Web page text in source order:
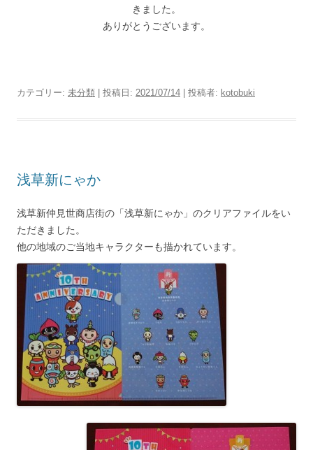
きました。
ありがとうございます。
カテゴリー: 未分類 | 投稿日: 2021/07/14 投稿者: kotobuki
浅草新にゃか
浅草新仲見世商店街の「浅草新にゃか」のクリアファイルをい
ただきました。
他の地域のご当地キャラクターも描かれています。